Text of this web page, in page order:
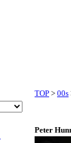
TOP > 00s
Peter